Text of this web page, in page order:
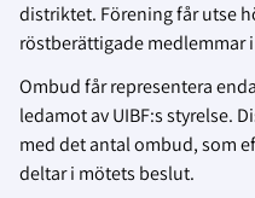
distriktet. Förening får utse
röstberättigade medlemmar
Ombud får representera
ledamot av UIBF:s styrelse.
med det antal ombud, som
deltar i mötets beslut.